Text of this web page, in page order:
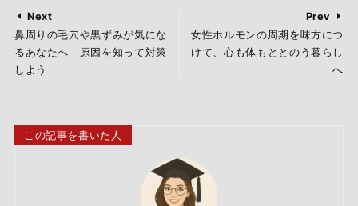
Next
鼻周りの毛穴や黒ずみが気にな
るあなたへ｜原因を知って対策
しよう
Prev
女性ホルモンの周期を味方につ
けて、心も体もととのう暮らし
へ
この記事を書いた人